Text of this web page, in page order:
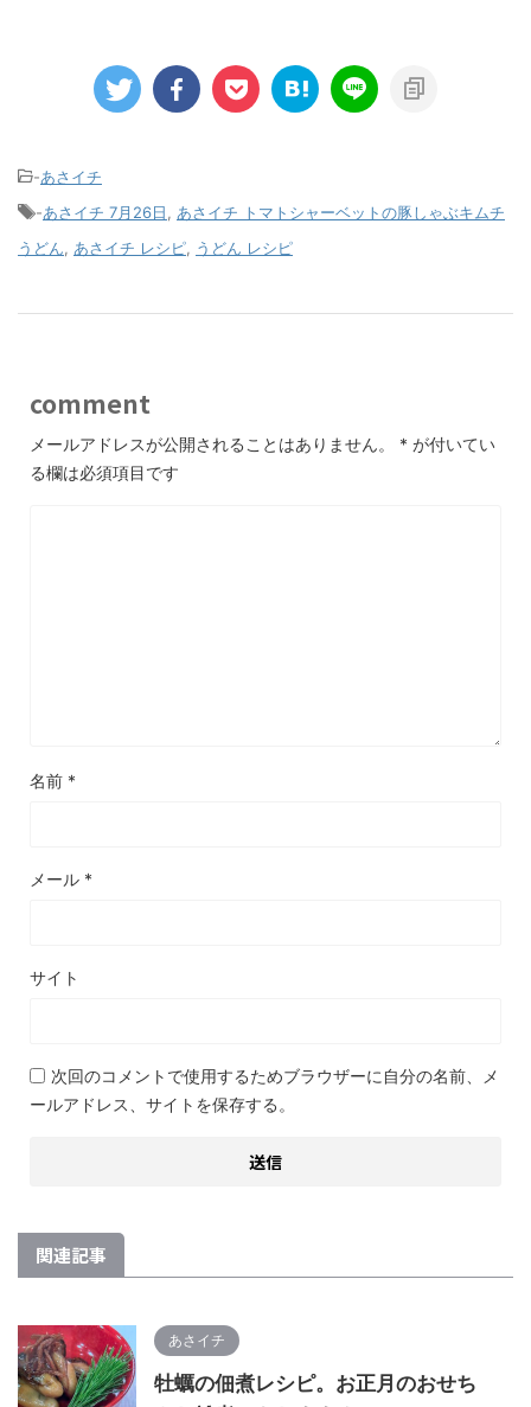
-あさイチ
-あさイチ 7月26日
あさイチ トマトシャーベットの豚しゃぶキムチ
うどん
あさイチ レシピ うどん レシピ
comment
メールアドレスが公開されることはありません。 * が付いてい
る欄は必須項目です
名前 *
メール *
サイト
次回のコメントで使用するためブラウザーに自分の名前、メ
ールアドレス、サイトを保存する。
関連記事
あさイチ
牡蠣の佃煮レシピ。お正月のおせち